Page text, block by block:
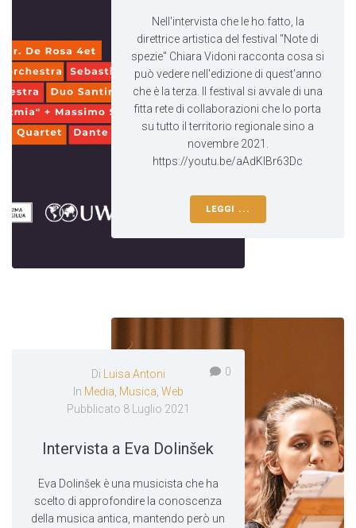
Nell'intervista che le ho fatto, la
direttrice artistica del festival "Note di
spezie" Chiara Vidoni racconta cosa si
può vedere nell'edizione di quest'anno
che è la terza. Il festival si avvale di una
fitta rete di collaborazioni che lo porta
su tutto il territorio regionale sino a
novembre 2021.
https://youtu.be/aAdKIBr63Dc
LEGGI ...
0
Di
Luisa Antoni
In Media Musica Web
Pubblicato 8 Luglio 2021
Intervista a Eva Dolinšek
Eva Dolinšek è una musicista che ha
scelto di approfondire la conoscenza
della musica antica, mantendo però un